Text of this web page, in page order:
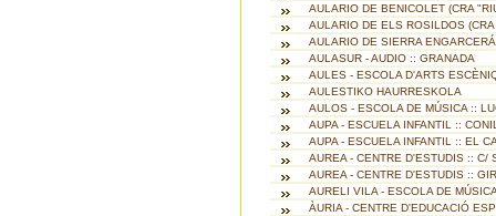
AULARIO DE BENICOLET (CRA
AULARIO DE ELS ROSILDOS
AULARIO DE SIERRA
AULASUR - AUDIO :: GRANADA
AULES - ESCOLA D'ARTS
AULESTIKO HAURRESKOLA
AULOS - ESCOLA DE MÚSICA ::
AUPA - ESCUELA INFANTIL ::
AUPA - ESCUELA INFANTIL :: EL
AUREA - CENTRE D'ESTUDIS :: C/
AUREA - CENTRE D'ESTUDIS ::
AURELI VILA - ESCOLA DE
ÀURIA - CENTRE D'EDUCACIÓ